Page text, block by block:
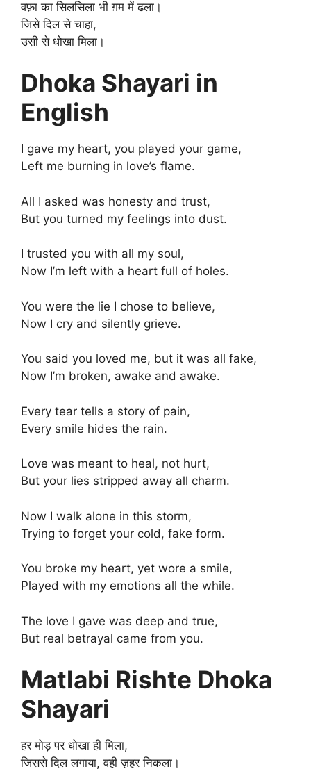
वफ़ा का सिलसिला भी ग़म में ढला।
जिसे दिल से चाहा,
उसी से धोखा मिला।
Dhoka Shayari in
English
I gave my heart, you played your game,
Left me burning in love’s flame.
All I asked was honesty and trust,
But you turned my feelings into dust.
I trusted you with all my soul,
Now I’m left with a heart full of holes.
You were the lie I chose to believe,
Now I cry and silently grieve.
You said you loved me, but it was all fake,
Now I’m broken, awake and awake.
Every tear tells a story of pain,
Every smile hides the rain.
Love was meant to heal, not hurt,
But your lies stripped away all charm.
Now I walk alone in this storm,
Trying to forget your cold, fake form.
You broke my heart, yet wore a smile,
Played with my emotions all the while.
The love I gave was deep and true,
But real betrayal came from you.
Matlabi Rishte Dhoka
Shayari
हर मोड़ पर धोखा ही मिला,
जिससे दिल लगाया, वही ज़हर निकला।